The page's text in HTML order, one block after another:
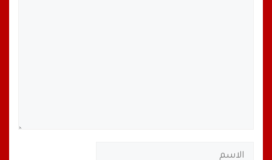
الاسم